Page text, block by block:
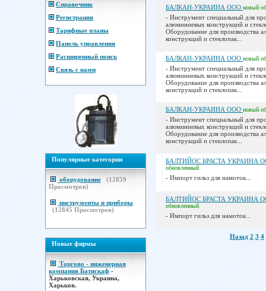
Справочник
Регистрация
Тарифные планы
Панель управления
Расширенный поиск
Связь с нами
Популярные категории
оборудование (12859
Просмотров)
инструменты и приборы
(12845 Просмотров)
Новые фирмы
Торгово - инженерная
компания Батискаф -
Харьковская, Украина,
Харьков.
БАЛКАН-УКРАИНА ООО новый
- Инструмент специальный для
алюминиевых конструкций и
Оборудование для производства
конструкций и стеклопак...
БАЛКАН-УКРАИНА ООО новый
- Инструмент специальный для
алюминиевых конструкций и
Оборудование для производства
конструкций и стеклопак...
БАЛКАН-УКРАИНА ООО новый
- Инструмент специальный для
алюминиевых конструкций и
Оборудование для производства
конструкций и стеклопак...
БАЛТИЙОС БРАСТА УКРАИНА
обновленный
- Импорт гильз для намоток...
БАЛТИЙОС БРАСТА УКРАИНА
обновленный
- Импорт гильз для намоток...
Назад 2 3 4